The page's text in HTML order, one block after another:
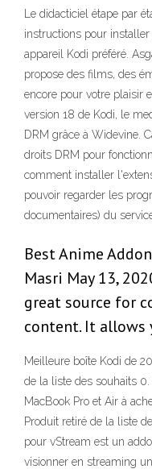
Le didacticiel étape par
instructions pour
appareil Kodi préféré.
propose des films, des
encore pour votre plaisir
version 18 de Kodi, le
DRM grâce à Widevine.
droits DRM pour
comment installer
pouvoir regarder les
documentaires) du
Best Anime
Masri May 13,
great source for
content. It allows
Meilleure boîte Kodi de
de la liste des souhaits
MacBook Pro et Air à
Produit retiré de la liste
pour vStream est un
visionner en streaming